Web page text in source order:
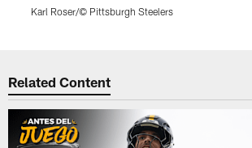
Karl Roser/© Pittsburgh Steelers
Related Content